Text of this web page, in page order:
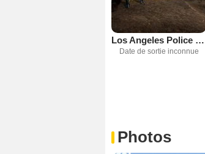
Los Angeles Police Judiciaire
Date de sortie inconnue
Photos